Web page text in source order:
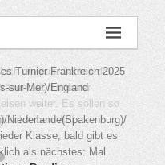
Turnier Frankreich 2025
sur-Mer)/England
Niederlande(Spakenburg)/
Klasse, bald gibt es
als nächstes: Mal